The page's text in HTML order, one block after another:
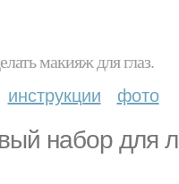
макияж для глаз.
инструкции фото
набор для